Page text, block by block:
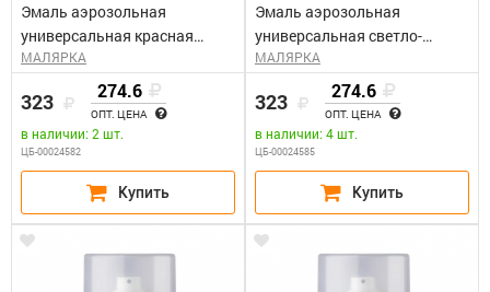
Эмаль аэрозольная
универсальная красная
КУДО KU-1003 (0,52л)
МАЛЯРКА
323 274.6
ОПТ. ЦЕНА
в наличии: 2 шт.
ЦБ-00024582
Эмаль аэрозольная
универсальная светло-
зеленая КУДО KU-1006
МАЛЯРКА
323 274.6
ОПТ. ЦЕНА
в наличии: 4 шт.
ЦБ-00024585